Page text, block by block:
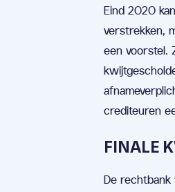
Eind 2020
verstrekken,
een voorstel.
crediteuren
FINALE
De rechtbank